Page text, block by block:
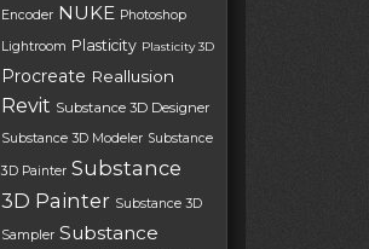
Encoder NUKE Photoshop
Lightroom Plasticity Plasticity 3D
Procreate Reallusion
Revit Substance 3D Designer
Substance 3D Modeler Substance
3D Painter Substance
3D Painter Substance 3D
Sampler Substance